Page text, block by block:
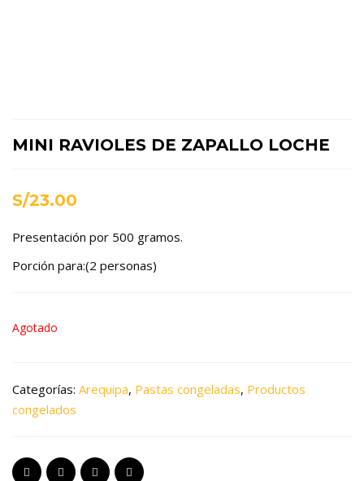
MINI RAVIOLES DE ZAPALLO LOCHE
S/23.00
Presentación por 500 gramos.
Porción para:(2 personas)
Agotado
Categorías: Arequipa, Pastas congeladas, Productos
congelados